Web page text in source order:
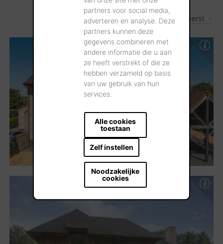
partners voor social media,
adverteren en analyse. Deze
partners kunnen deze
gegevens combineren met
andere informatie die u aan
ze heeft verstrekt of die ze
hebben verzameld op basis
van uw gebruik van hun
services.
Alle cookies
toestaan
Zelf instellen
Noodzakelijke
cookies
2Resultaten Nieuwste eerst